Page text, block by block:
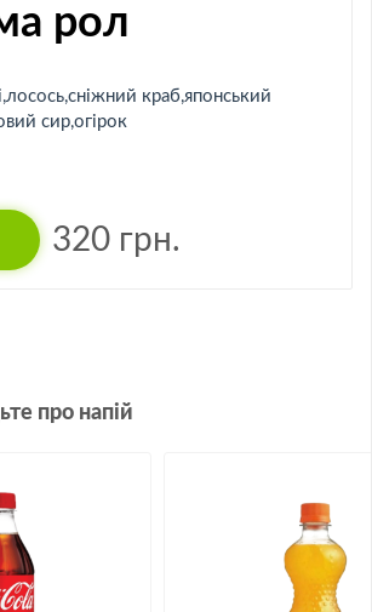
рол
краб,японський
сир,огірок
320 грн.
про напій